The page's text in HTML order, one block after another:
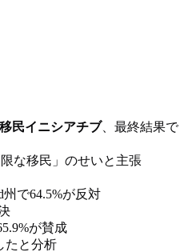
民イニシアチブ、最終結果で
な移民」のせいと主張
州で64.5%が反対
が賛成
たと分析